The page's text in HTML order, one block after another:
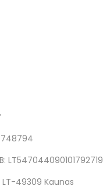
LT547044090101792719
LT-49309 Kaunas